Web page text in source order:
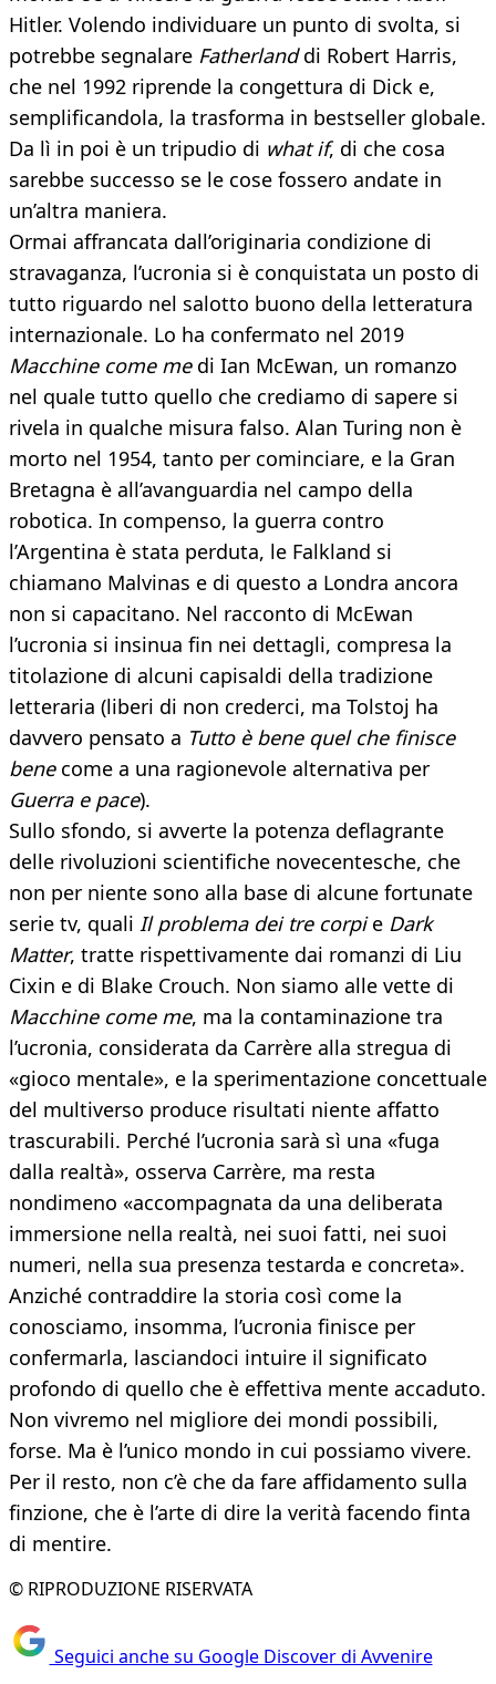
Hitler. Volendo individuare un punto di svolta, si
potrebbe segnalare Fatherlanddi Robert Harris,
che nel 1992 riprende la congettura di Dick e,
semplificandola, la trasforma in bestseller globale.
Da lì in poi è un tripudio di what if, di che cosa
sarebbe successo se le cose fossero andate in
un’altra maniera.
Ormai affrancata dall’originaria condizione di
stravaganza, l’ucronia si è conquistata un posto di
tutto riguardo nel salotto buono della letteratura
internazionale. Lo ha confermato nel 2019
Macchine come me di Ian McEwan, un romanzo
nel quale tutto quello che crediamo di sapere si
rivela in qualche misura falso. Alan Turing non è
morto nel 1954, tanto per cominciare, e la Gran
Bretagna è all’avanguardia nel campo della
robotica. In compenso, la guerra contro
l’Argentina è stata perduta, le Falkland si
chiamano Malvinas e di questo a Londra ancora
non si capacitano. Nel racconto di McEwan
l’ucronia si insinua fin nei dettagli, compresa la
titolazione di alcuni capisaldi della tradizione
letteraria (liberi di non crederci, ma Tolstoj ha
davvero pensato a Tutto è bene quel che finisce
bene come a una ragionevole alternativa per
Guerra e pace).
Sullo sfondo, si avverte la potenza deflagrante
delle rivoluzioni scientifiche novecentesche, che
non per niente sono alla base di alcune fortunate
serie tv, quali Il problema dei tre corpie Dark
Matter, tratte rispettivamente dai romanzi di Liu
Cixin e di Blake Crouch. Non siamo alle vette di
Macchine come me, ma la contaminazione tra
l’ucronia, considerata da Carrère alla stregua di
«gioco mentale», e la sperimentazione concettuale
del multiverso produce risultati niente affatto
trascurabili. Perché l’ucronia sarà sì una «fuga
dalla realtà», osserva Carrère, ma resta
nondimeno «accompagnata da una deliberata
immersione nella realtà, nei suoi fatti, nei suoi
numeri, nella sua presenza testarda e concreta».
Anziché contraddire la storia così come la
conosciamo, insomma, l’ucronia finisce per
confermarla, lasciandoci intuire il significato
profondo di quello che è effettiva mente accaduto.
Non vivremo nel migliore dei mondi possibili,
forse. Ma è l’unico mondo in cui possiamo vivere.
Per il resto, non c’è che da fare affidamento sulla
finzione, che è l’arte di dire la verità facendo finta
di mentire.
© RIPRODUZIONE RISERVATA
Seguici anche su Google Discover di Avvenire